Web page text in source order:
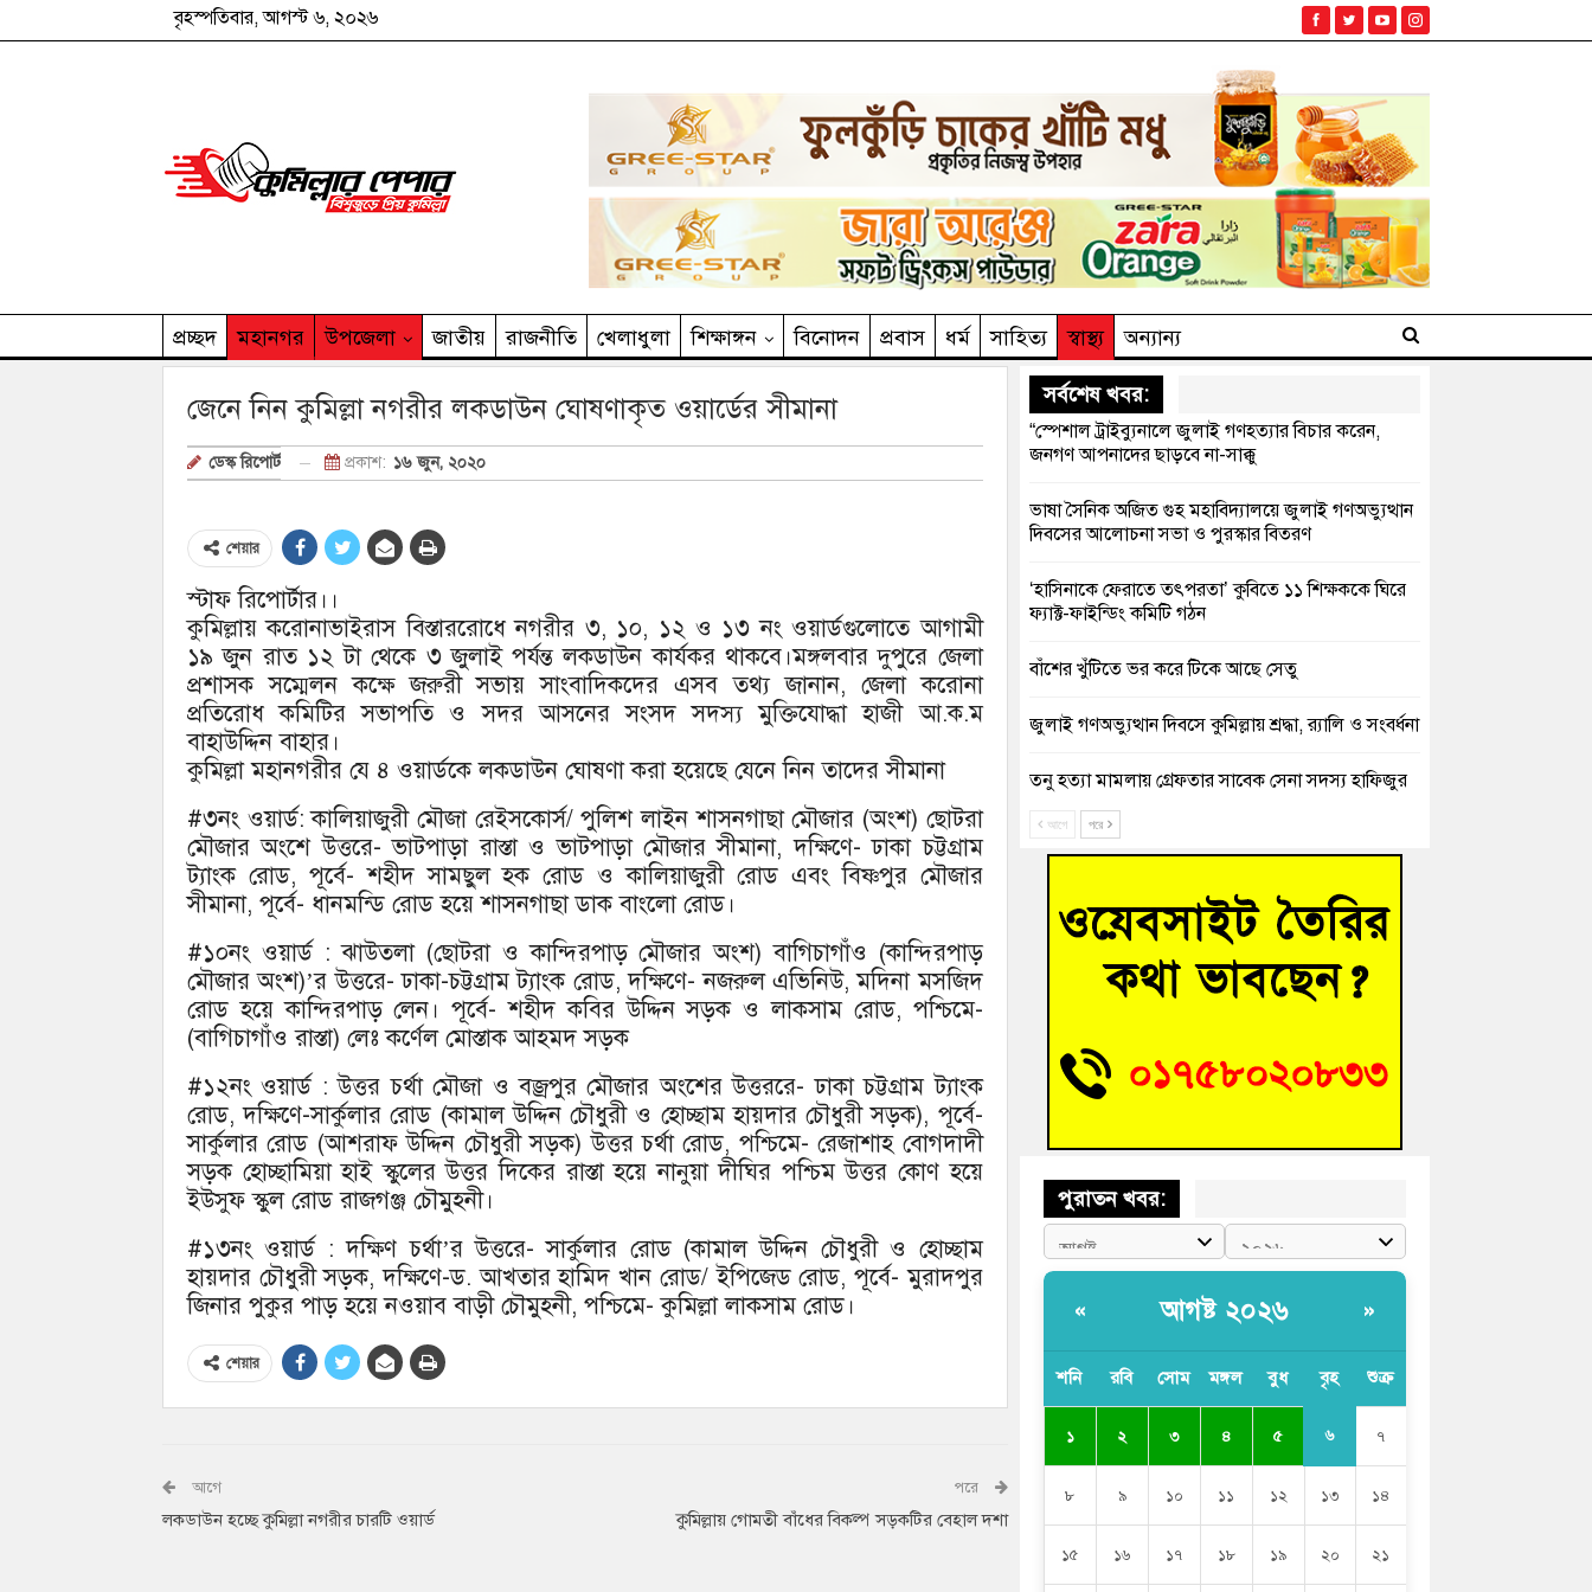
বৃহস্পতিবার, আগস্ট ৬, ২০২৬
প্রচ্ছদ মহানগর উপজেলা জাতীয় রাজনীতি খেলাধুলা শিক্ষাঙ্গন বিনোদন প্রবাস ধর্ম সাহিত‌্য স্বাস্থ্য
অন্যান্য
জেনে নিন কুমিল্লা নগরীর লকডাউন ঘোষণাকৃত ওয়ার্ডের সীমানা
ডেস্ক রিপোর্ট প্রকাশ: ১৬ জুন, ২০২০
শেয়ার
স্টাফ রিপোর্টার।।
কুমিল্লায় করোনাভাইরাস বিস্তাররোধে নগরীর ৩, ১০, ১২ ও ১৩ নং ওয়ার্ডগুলোতে আগামী
১৯ জুন রাত ১২ টা থেকে ৩ জুলাই পর্যন্ত লকডাউন কার্যকর থাকবে।মঙ্গলবার দুপুরে জেলা
প্রশাসক সম্মেলন কক্ষে জরুরী সভায় সাংবাদিকদের এসব তথ্য জানান, জেলা করোনা
প্রতিরোধ কমিটির সভাপতি ও সদর আসনের সংসদ সদস্য মুক্তিযোদ্ধা হাজী আ.ক.ম
বাহাউদ্দিন বাহার।
কুমিল্লা মহানগরীর যে ৪ ওয়ার্ডকে লকডাউন ঘোষণা করা হয়েছে যেনে নিন তাদের সীমানা
#৩নং ওয়ার্ড: কালিয়াজুরী মৌজা রেইসকোর্স/ পুলিশ লাইন শাসনগাছা মৌজার (অংশ) ছোটরা
মৌজার অংশে উত্তরে- ভাটপাড়া রাস্তা ও ভাটপাড়া মৌজার সীমানা, দক্ষিণে- ঢাকা চট্টগ্রাম
ট্যাংক রোড, পূর্বে- শহীদ সামছুল হক রোড ও কালিয়াজুরী রোড এবং বিষ্ণপুর মৌজার
সীমানা, পূর্বে- ধানমন্ডি রোড হয়ে শাসনগাছা ডাক বাংলো রোড।
#১০নং ওয়ার্ড : ঝাউতলা (ছোটরা ও কান্দিরপাড় মৌজার অংশ) বাগিচাগাঁও (কান্দিরপাড়
মৌজার অংশ)’র উত্তরে- ঢাকা-চট্টগ্রাম ট্যাংক রোড, দক্ষিণে- নজরুল এভিনিউ, মদিনা মসজিদ
রোড হয়ে কান্দিরপাড় লেন। পূর্বে- শহীদ কবির উদ্দিন সড়ক ও লাকসাম রোড, পশ্চিমে-
(বাগিচাগাঁও রাস্তা) লেঃ কর্ণেল মোস্তাক আহমদ সড়ক
#১২নং ওয়ার্ড : উত্তর চর্থা মৌজা ও বজ্রপুর মৌজার অংশের উত্তররে- ঢাকা চট্টগ্রাম ট্যাংক
রোড, দক্ষিণে-সার্কুলার রোড (কামাল উদ্দিন চৌধুরী ও হোচ্ছাম হায়দার চৌধুরী সড়ক), পূর্বে-
সার্কুলার রোড (আশরাফ উদ্দিন চৌধুরী সড়ক) উত্তর চর্থা রোড, পশ্চিমে- রেজাশাহ বোগদাদী
সড়ক হোচ্ছামিয়া হাই স্কুলের উত্তর দিকের রাস্তা হয়ে নানুয়া দীঘির পশ্চিম উত্তর কোণ হয়ে
ইউসুফ স্কুল রোড রাজগঞ্জ চৌমুহনী।
#১৩নং ওয়ার্ড : দক্ষিণ চর্থা’র উত্তরে- সার্কুলার রোড (কামাল উদ্দিন চৌধুরী ও হোচ্ছাম
হায়দার চৌধুরী সড়ক, দক্ষিণে-ড. আখতার হামিদ খান রোড/ ইপিজেড রোড, পূর্বে- মুরাদপুর
জিনার পুকুর পাড় হয়ে নওয়াব বাড়ী চৌমুহনী, পশ্চিমে- কুমিল্লা লাকসাম রোড।
শেয়ার
আগে
লকডাউন হচ্ছে কুমিল্লা নগরীর চারটি ওয়ার্ড
পরে
কুমিল্লায় গোমতী বাঁধের বিকল্প সড়কটির বেহাল দশা
সর্বশেষ খবর:
“স্পেশাল ট্রাইব্যুনালে জুলাই গণহত্যার বিচার করেন,
জনগণ আপনাদের ছাড়বে না-সাক্কু
ভাষা সৈনিক অজিত গুহ মহাবিদ্যালয়ে জুলাই গণঅভ্যুত্থান
দিবসের আলোচনা সভা ও পুরস্কার বিতরণ
‘হাসিনাকে ফেরাতে তৎপরতা’ কুবিতে ১১ শিক্ষককে ঘিরে
ফ্যাক্ট-ফাইন্ডিং কমিটি গঠন
বাঁশের খুঁটিতে ভর করে টিকে আছে সেতু
জুলাই গণঅভ্যুত্থান দিবসে কুমিল্লায় শ্রদ্ধা, র‍্যালি ও সংবর্ধনা
তনু হত্যা মামলায় গ্রেফতার সাবেক সেনা সদস্য হাফিজুর
রহমান হাইকোর্টের জামিনে মুক্ত
আহত শিক্ষার্থীদের দেখতে গিয়ে মেডিকেলের ক্যান্টিনে
হোমনায় বিধবা নারীর জমি দখল ও জীবননাশের হুমকির
উদ্যোগ; ৯ সদস্যের কমিটি গঠন
বুড়িচংয়ে জুলাই গণঅভ্যুত্থান দিবস উদযাপন উপলক্ষে
আগে পরে
পুরাতন খবর:
« আগষ্ট ২০২৬ »
শনি রবি সোম মঙ্গল বুধ বৃহ শুক্র
১ ২ ৩ ৪ ৫ ৬ ৭
৮ ৯ ১০ ১১ ১২ ১৩ ১৪
১৫ ১৬ ১৭ ১৮ ১৯ ২০ ২১